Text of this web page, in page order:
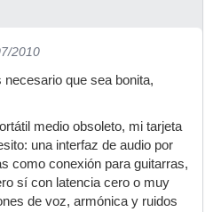
2010
que sea bonita,
medio obsoleto, mi tarjeta
una interfaz de audio por
como conexión para guitarras,
sí con latencia cero o muy
de voz, armónica y ruidos